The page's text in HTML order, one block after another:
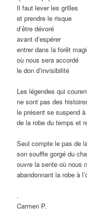
Il faut lever les grilles
et prendre le risque
d’être dévoré
avant d’espérer
entrer dans la forêt
où nous sera accordé
le don d’invisibilité
Les légendes qui
ne sont pas des
le présent se suspend
de la robe du temps et
Seul compte le pas de
son souffle gorgé du
ouvre la sente où nous
abandonnant la robe à
.
Carmen P.